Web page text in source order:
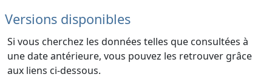
Versions disponibles
Si vous cherchez les données telles que consultées à
une date antérieure, vous pouvez les retrouver grâce
aux liens ci-dessous.